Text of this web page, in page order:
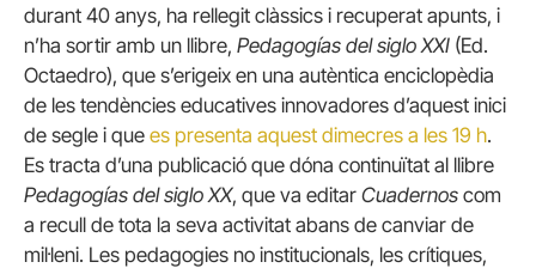
durant 40 anys, ha rellegit clàssics i recuperat apunts, i
n’ha sortir amb un llibre, Pedagogías del siglo XXI (Ed.
Octaedro), que s’erigeix en una autèntica enciclopèdia
de les tendències educatives innovadores d’aquest inici
de segle i que es presenta aquest dimecres a les 19 h.
Es tracta d’una publicació que dóna continuïtat al llibre
Pedagogías del siglo XX, que va editar Cuadernos com
a recull de tota la seva activitat abans de canviar de
mil·leni. Les pedagogies no institucionals, les crítiques,